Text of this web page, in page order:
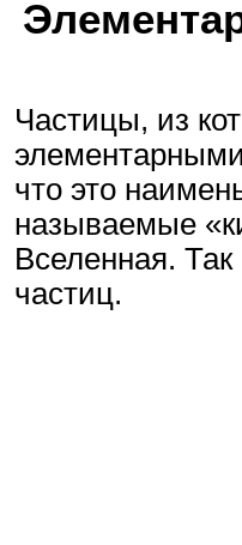
позвоните
Или найдите
нашей базе
используя
Получите
Частицы, из
что это
называемые
Вселенная.
частиц.